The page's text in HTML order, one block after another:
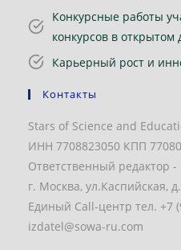
Конкурсные работы
конкурсов в открытом
Карьерный рост и
Контакты
Stars of Science and
ИНН 7708823050 КПП
Ответственный редактор
г. Москва, ул.Каспийская,
Единый Call-центр тел. +7
izdatel@sowa-ru.com